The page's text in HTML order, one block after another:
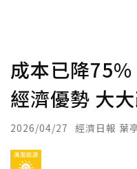
成本已降
經濟優勢 大
2026/04/27 經濟日報 葉